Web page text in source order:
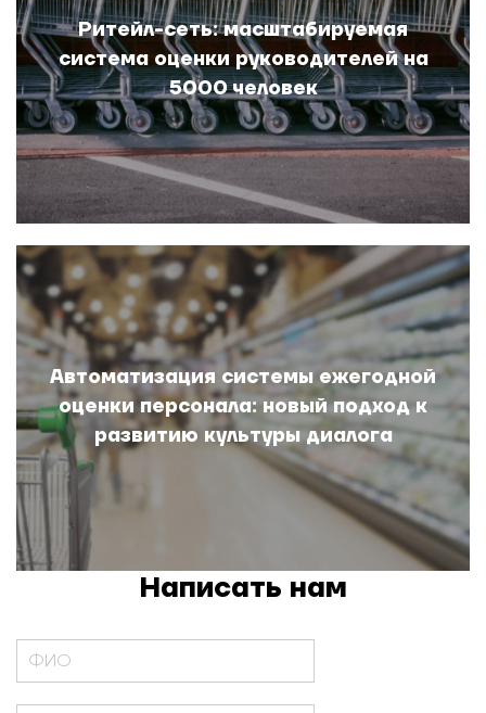
Ритейл-сеть: масштабируемая
система оценки руководителей на
5000 человек
Автоматизация системы ежегодной
оценки персонала: новый подход к
развитию культуры диалога
Написать нам